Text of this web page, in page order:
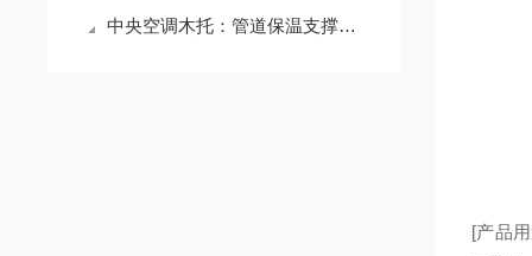
中央空调木托：管道保温支撑的配件
[产品